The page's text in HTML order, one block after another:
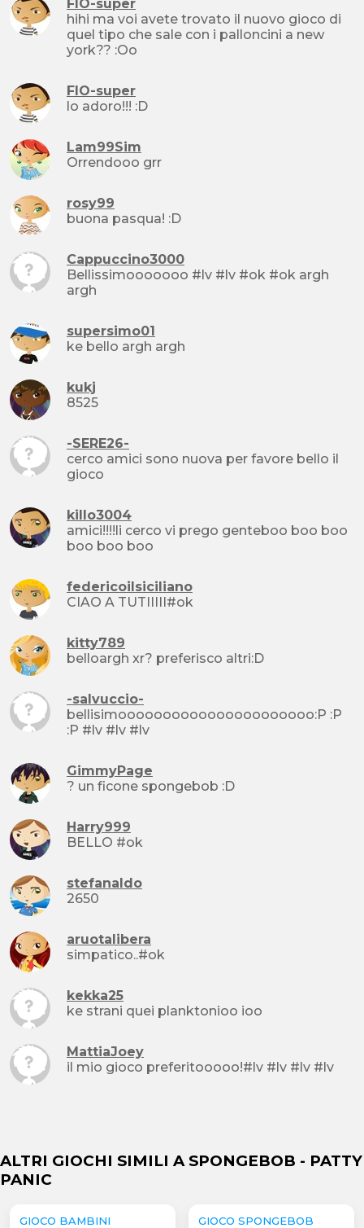
FIO-super
hihi ma voi avete trovato il nuovo gioco di
quel tipo che sale con i palloncini a new
york?? :Oo
FIO-super
lo adoro!!! :D
Lam99Sim
Orrendooo grr
rosy99
buona pasqua! :D
Cappuccino3000
Bellissimooooooo #lv #lv #ok #ok argh
argh
supersimo01
ke bello argh argh
kukj
8525
-SERE26-
cerco amici sono nuova per favore bello il
gioco
killo3004
amici!!!!li cerco vi prego genteboo boo boo
boo boo boo
federicoilsiciliano
CIAO A TUTIIIII#ok
kitty789
belloargh xr? preferisco altri:D
-salvuccio-
bellisimoooooooooooooooooooooo:P :P
:P #lv #lv #lv
GimmyPage
? un ficone spongebob :D
Harry999
BELLO #ok
stefanaldo
2650
aruotalibera
simpatico..#ok
kekka25
ke strani quei planktonioo ioo
MattiaJoey
il mio gioco preferitooooo!#lv #lv #lv #lv
ALTRI GIOCHI SIMILI A SPONGEBOB - PATTY
PANIC
GIOCO BAMBINI GIOCO SPONGEBOB